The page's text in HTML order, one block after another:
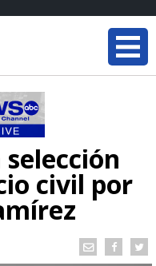
civil por